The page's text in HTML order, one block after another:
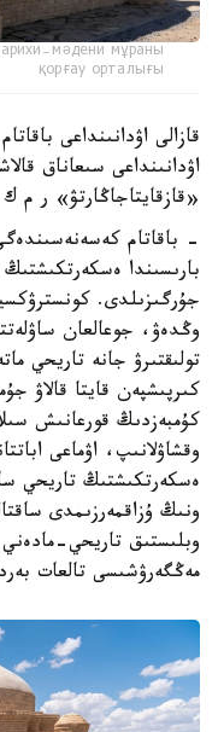
мәдени мұраны
қорғау орталығы
قازالى اۋدانىنداعى
اۋدانىنداعى سىعاناق
«قازقايتاجاڭارتۋ» ر م ك
- باقاتام
بارىسىندا ەسكەرتكىشتىڭ
جۇرگىزىلدى.
وڭدەۋ، جوعالعان
تولىقتىرۋ جانە تاريحي
كىرپىشپەن قايتا قالاۋ
كۇمبەزدىڭ قورعانىش
وقشاۋلانىپ، اۋماعى
ەسكەرتكىشتىڭ تاريحي
ونىڭ ۇزاقمەرزىمدى
وبلىستىق تاريحي-مادەني
مەڭگەرۋشىسى تالعات